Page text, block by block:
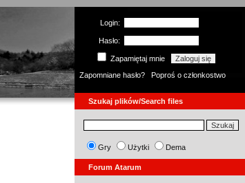
Login:
Hasło:
Zapamiętaj mnie
Zapomniane hasło?
Poproś o członkostwo
Szukaj plików/Search files
Gry Użytki Dema
Forum Atarum